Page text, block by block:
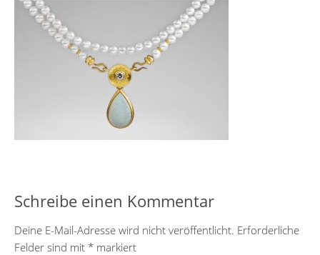
Schreibe einen Kommentar
Deine E-Mail-Adresse wird nicht veröffentlicht. Erforderliche
Felder sind mit * markiert